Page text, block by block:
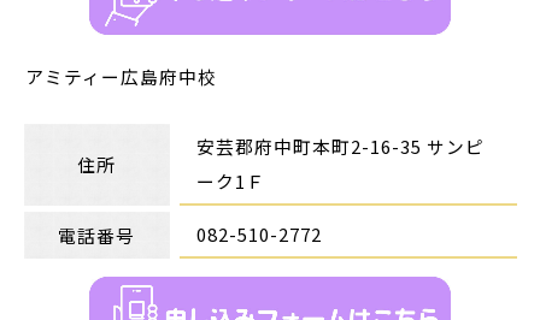
アミティー広島府中校
住所
安芸郡府中町本町2-16-35 サンピ
ーク1Ｆ
電話番号 082-510-2772